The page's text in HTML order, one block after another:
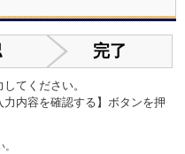
完了
てください。
内容を確認する】ボタンを押